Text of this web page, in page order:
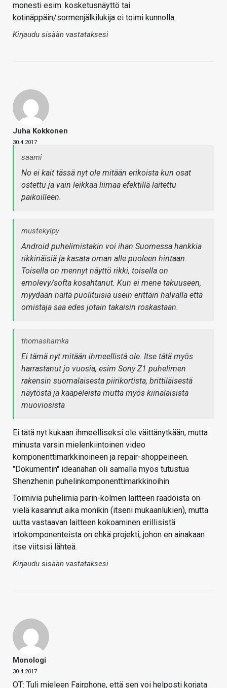
monesti esim. kosketusnäyttö tai
kotinäppäin/sormenjälkilukija ei toimi kunnolla.
Kirjaudu sisään vastataksesi
Juha Kokkonen
30.4.2017
saami
No ei kait tässä nyt ole mitään erikoista kun osat
ostettu ja vain leikkaa liimaa efektillä laitettu
paikoilleen.
mustekylpy
Android puhelimistakin voi ihan Suomessa hankkia
rikkinäisiä ja kasata oman alle puoleen hintaan.
Toisella on mennyt näyttö rikki, toisella on
emolevy/softa kosahtanut. Kun ei mene takuuseen,
myydään näitä puolituisia usein erittäin halvalla että
omistaja saa edes jotain takaisin roskastaan.
thomashamka
Ei tämä nyt mitään ihmeellistä ole. Itse tätä myös
harrastanut jo vuosia, esim Sony Z1 puhelimen
rakensin suomalaisesta piirikortista, brittiläisestä
näytöstä ja kaapeleista mutta myös kiinalaisista
muoviosista
Ei tätä nyt kukaan ihmeelliseksi ole väittänytkään, mutta
minusta varsin mielenkiintoinen video
komponenttimarkkinoineen ja repair-shoppeineen.
"Dokumentin" ideanahan oli samalla myös tutustua
Shenzhenin puhelinkomponenttimarkkinoihin.
Toimivia puhelimia parin-kolmen laitteen raadoista on
vielä kasannut aika monikin (itseni mukaanlukien), mutta
uutta vastaavan laitteen kokoaminen erillisistä
irtokomponenteista on ehkä projekti, johon en ainakaan
itse viitsisi lähteä.
Kirjaudu sisään vastataksesi
Monologi
30.4.2017
OT: Tuli mieleen Fairphone, että sen voi helposti korjata